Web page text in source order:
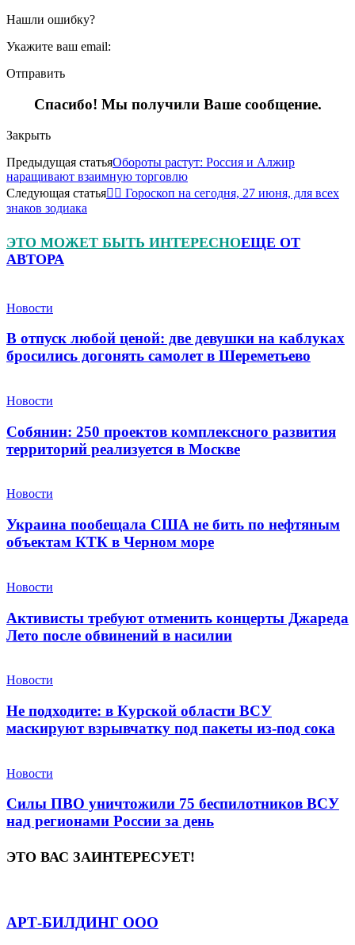
Нашли ошибку?
Укажите ваш email:
Отправить
Спасибо! Мы получили Ваше сообщение.
Закрыть
Предыдущая статьяОбороты растут: Россия и Алжир
наращивают взаимную торговлю
Следующая статья🧙‍♀ Гороскоп на сегодня, 27 июня, для всех
знаков зодиака
ЭТО МОЖЕТ БЫТЬ ИНТЕРЕСНОЕЩЕ ОТ
АВТОРА
Новости
В отпуск любой ценой: две девушки на каблуках
бросились догонять самолет в Шереметьево
Новости
Собянин: 250 проектов комплексного развития
территорий реализуется в Москве
Новости
Украина пообещала США не бить по нефтяным
объектам КТК в Черном море
Новости
Активисты требуют отменить концерты Джареда
Лето после обвинений в насилии
Новости
Не подходите: в Курской области ВСУ
маскируют взрывчатку под пакеты из-под сока
Новости
Силы ПВО уничтожили 75 беспилотников ВСУ
над регионами России за день
ЭТО ВАС ЗАИНТЕРЕСУЕТ!
АРТ-БИЛДИНГ ООО